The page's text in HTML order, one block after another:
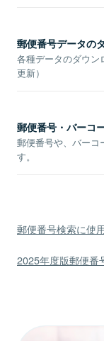
郵便番号データの
各種データのダウン
更新）
郵便番号・バーコ
郵便番号や、バーコ
す。
郵便番号検索に使
2025年度版郵便番